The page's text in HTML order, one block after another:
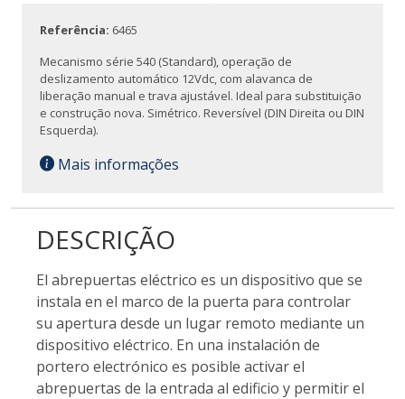
Referência: 6465
Mecanismo série 540 (Standard), operação de
deslizamento automático 12Vdc, com alavanca de
liberação manual e trava ajustável. Ideal para substituição
e construção nova. Simétrico. Reversível (DIN Direita ou DIN
Esquerda).
Mais informações
DESCRIÇÃO
El abrepuertas eléctrico es un dispositivo que se
instala en el marco de la puerta para controlar
su apertura desde un lugar remoto mediante un
dispositivo eléctrico. En una instalación de
portero electrónico es posible activar el
abrepuertas de la entrada al edificio y permitir el